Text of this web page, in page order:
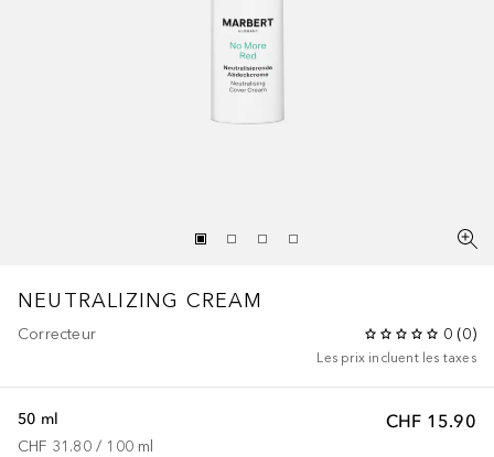
NEUTRALIZING CREAM
Correcteur 0 (0)
Les prix incluent les taxes
CHF 15.90
50 ml
CHF 31.80 / 100 ml